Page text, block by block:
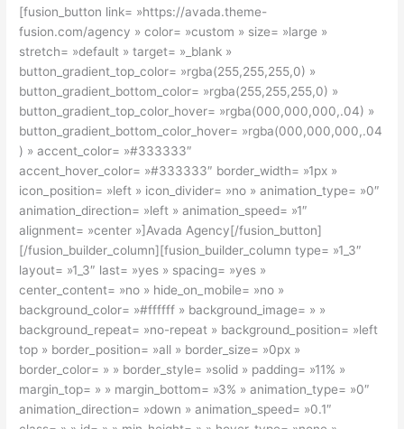
[fusion_button link= »https://avada.theme-
fusion.com/agency » color= »custom » size= »large »
stretch= »default » target= »_blank »
button_gradient_top_color= »rgba(255,255,255,0) »
button_gradient_bottom_color= »rgba(255,255,255,0) »
button_gradient_top_color_hover= »rgba(000,000,000,.04) »
button_gradient_bottom_color_hover= »rgba(000,000,000,.04
) » accent_color= »#333333″
accent_hover_color= »#333333″ border_width= »1px »
icon_position= »left » icon_divider= »no » animation_type= »0″
animation_direction= »left » animation_speed= »1″
alignment= »center »]Avada Agency[/fusion_button]
[/fusion_builder_column][fusion_builder_column type= »1_3″
layout= »1_3″ last= »yes » spacing= »yes »
center_content= »no » hide_on_mobile= »no »
background_color= »#ffffff » background_image= » »
background_repeat= »no-repeat » background_position= »left
top » border_position= »all » border_size= »0px »
border_color= » » border_style= »solid » padding= »11% »
margin_top= » » margin_bottom= »3% » animation_type= »0″
animation_direction= »down » animation_speed= »0.1″